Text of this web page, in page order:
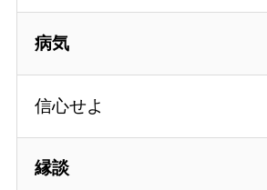
病気
信心せよ
縁談